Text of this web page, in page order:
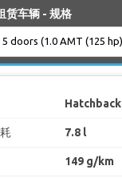
赁车辆 - 规格
Hatchback
7.8 l
149 g/km